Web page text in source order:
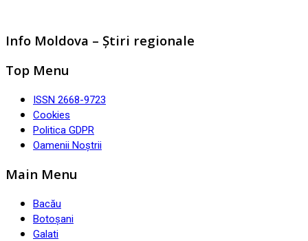
Info Moldova – Știri regionale
Top Menu
ISSN 2668-9723
Cookies
Politica GDPR
Oamenii Noștrii
Main Menu
Bacău
Botoșani
Galati